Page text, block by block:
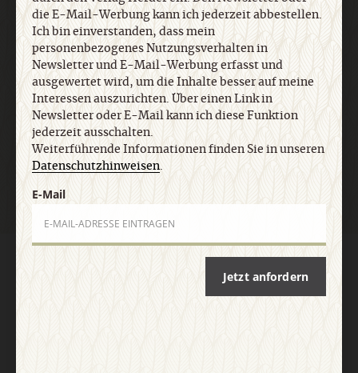
E-Mail
die E-Mail-Werbung kann ich jederzeit abbestellen.
Ich bin einverstanden, dass mein
personenbezogenes Nutzungsverhalten in
Newsletter und E-Mail-Werbung erfasst und
ausgewertet wird, um die Inhalte besser auf meine
Interessen auszurichten. Über einen Link in
Newsletter oder E-Mail kann ich diese Funktion
jederzeit ausschalten.
Weiterführende Informationen finden Sie in unseren
Datenschutzhinweisen.
E-Mail
Jetzt anfordern